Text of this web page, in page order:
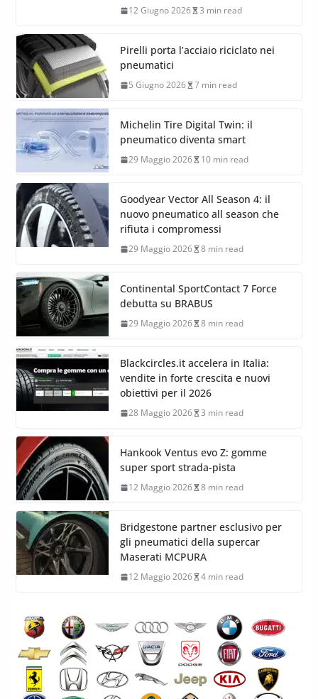
12 Giugno 2026 3 min read
Pirelli porta l’acciaio riciclato nei
pneumatici
5 Giugno 2026 7 min read
Michelin Tire Digital Twin: il
pneumatico diventa smart
29 Maggio 2026 10 min read
Goodyear Vector All Season 4: il
nuovo pneumatico all season che
rifiuta i compromessi
29 Maggio 2026 8 min read
Continental SportContact 7 Force
debutta su BRABUS
29 Maggio 2026 8 min read
Blackcircles.it accelera in Italia:
vendite in forte crescita e nuovi
obiettivi per il 2026
28 Maggio 2026 3 min read
Hankook Ventus evo Z: gomme
super sport strada-pista
12 Maggio 2026 8 min read
Bridgestone partner esclusivo per
gli pneumatici della supercar
Maserati MCPURA
12 Maggio 2026 4 min read